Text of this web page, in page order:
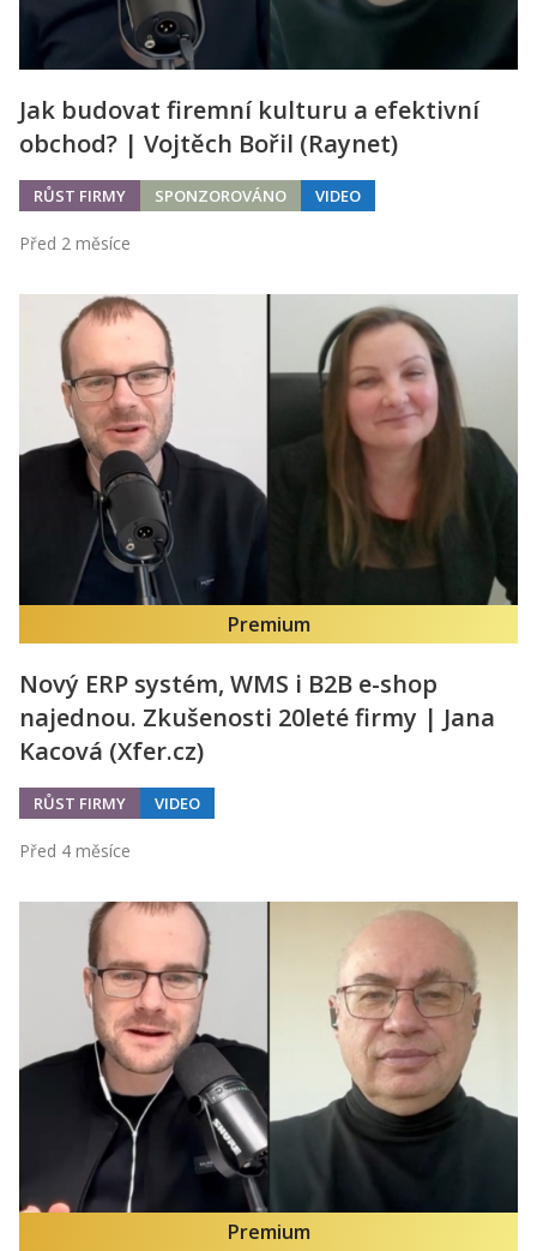
Jak budovat firemní kulturu a efektivní
obchod? | Vojtěch Bořil (Raynet)
RŮST FIRMY SPONZOROVÁNO VIDEO
Před 2 měsíce
Premium
Nový ERP systém, WMS i B2B e-shop
najednou. Zkušenosti 20leté firmy | Jana
Kacová (Xfer.cz)
RŮST FIRMY VIDEO
Před 4 měsíce
Premium